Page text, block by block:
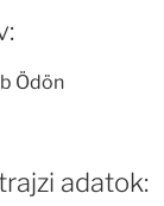
Ödön
adatok: